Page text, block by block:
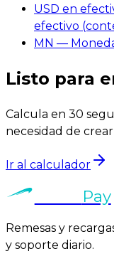
USD en
efectivo
MN —
Listo para
Calcula en 30
necesidad de
Ir al calculador
Pay
Remesas y
y soporte diario.